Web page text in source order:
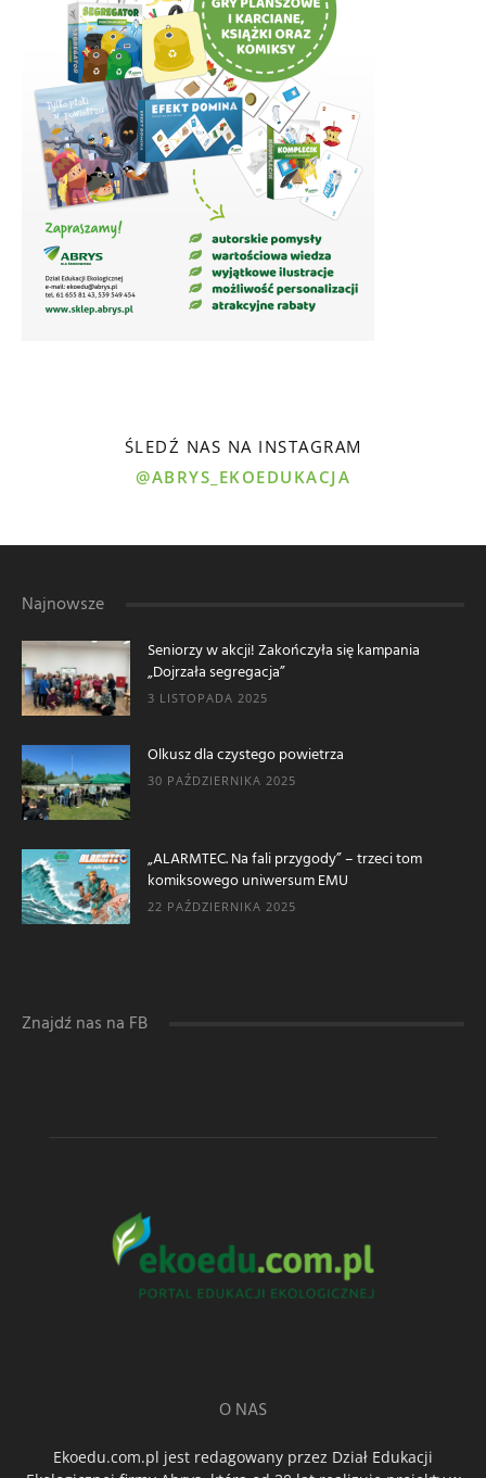
ŚLEDŹ NAS NA INSTAGRAM
@ABRYS_EKOEDUKACJA
Najnowsze
Seniorzy w akcji! Zakończyła się kampania
„Dojrzała segregacja”
3 LISTOPADA 2025
Olkusz dla czystego powietrza
30 PAŹDZIERNIKA 2025
„ALARMTEC. Na fali przygody” – trzeci tom
komiksowego uniwersum EMU
22 PAŹDZIERNIKA 2025
Znajdź nas na FB
O NAS
Ekoedu.com.pl jest redagowany przez Dział Edukacji